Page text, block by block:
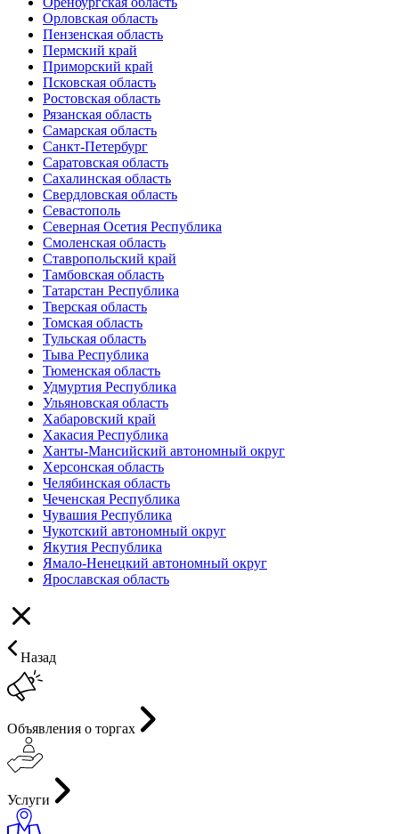
Орловская область
Пензенская область
Пермский край
Приморский край
Псковская область
Ростовская область
Рязанская область
Самарская область
Санкт-Петербург
Саратовская область
Сахалинская область
Свердловская область
Севастополь
Северная Осетия Республика
Смоленская область
Ставропольский край
Тамбовская область
Татарстан Республика
Тверская область
Томская область
Тульская область
Тыва Республика
Тюменская область
Удмуртия Республика
Ульяновская область
Хабаровский край
Хакасия Республика
Ханты-Мансийский автономный округ
Херсонская область
Челябинская область
Чеченская Республика
Чувашия Республика
Чукотский автономный округ
Якутия Республика
Ямало-Ненецкий автономный округ
Ярославская область
Назад
Объявления о торгах
Услуги